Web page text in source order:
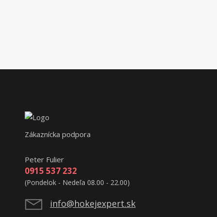
Zákaznícka podpora
Peter Fulier
0915 537 232
(Pondelok - Nedeľa 08.00 - 22.00)
info@hokejexpert.sk